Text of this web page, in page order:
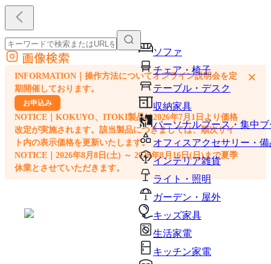
ソファ
チェア・椅子
テーブル・デスク
収納家具
パーソナルブース・集中
オフィスアクセサリー・備
インテリア雑貨
ライト・照明
ガーデン・屋外
キッズ家具
生活家電
キッチン家電
外部サイトの商品をカートに追加
他のサイトで見つけた商品ページのURLを貼り付けて、カートに追加できます
画像検索
INFORMATION｜操作方法についてオンライン説明会を定
期開催しております。
お申込み
NOTICE｜KOKUYO、ITOKI製品は2026年7月1日より価格
改定が実施されます。該当製品につきましては、順次サイ
ト内の表示価格を更新いたします。
NOTICE｜2026年8月8日(土) ～ 2026年8月16日(日)まで夏季
休業とさせていただきます。
×